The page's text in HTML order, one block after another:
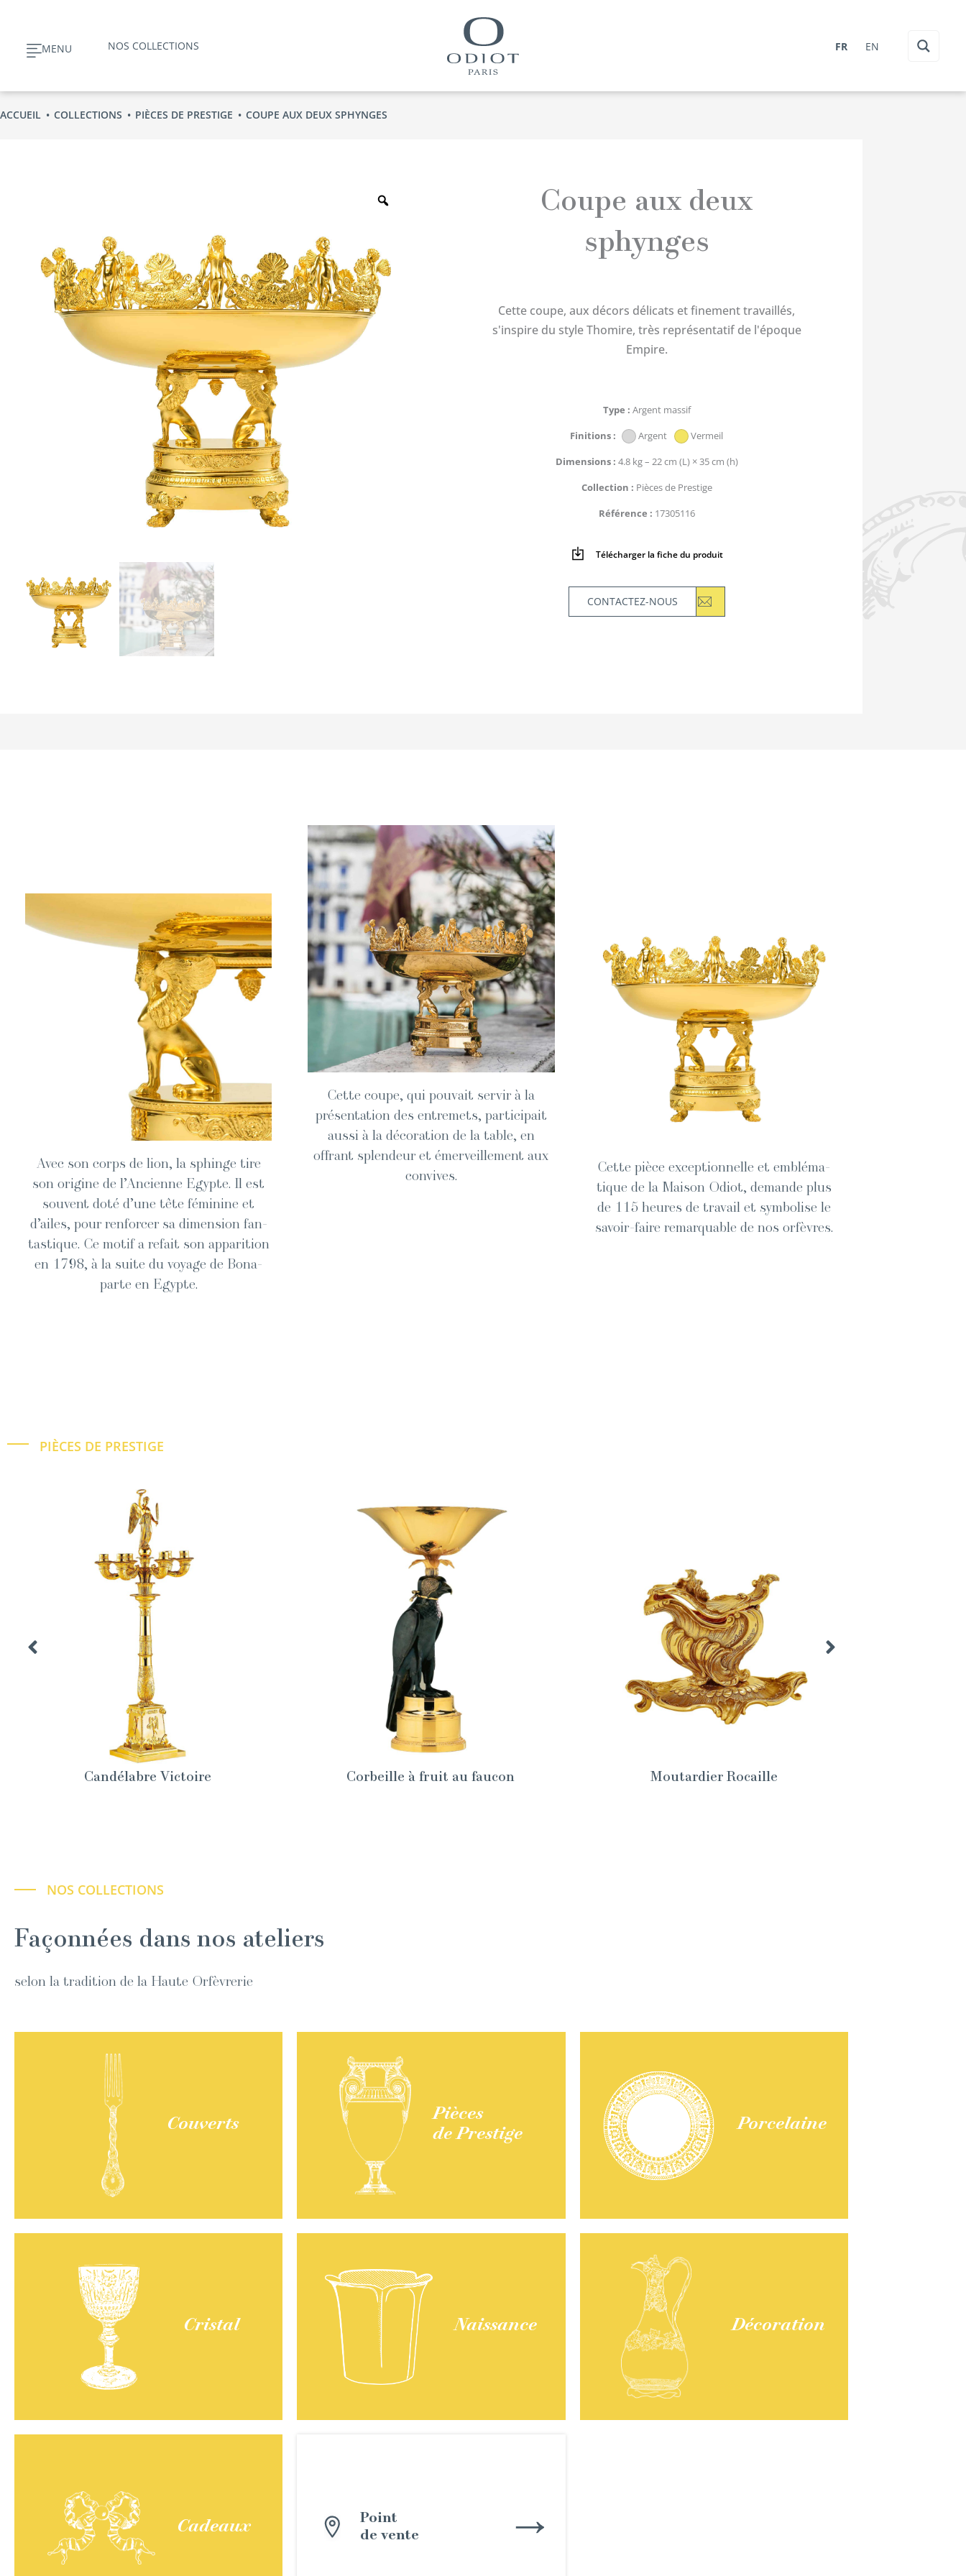
contenuMENU NOS COLLECTIONS FR EN
ACCUEIL COLLECTIONS PIÈCES DE PRESTIGE COUPE AUX DEUX SPHYNGES
Coupe aux deux
sphynges
Cette coupe, aux décors délicats et finement travaillés,
s'inspire du style Thomire, très représentatif de l'époque
Empire.
Type
Argent massif
Finitions
Argent
Vermeil
Dimensions 4.8 kg – 22 cm (L) × 35 cm (h)
Collection
Pièces de Prestige
Référence
17305116
Télécharger la fiche du produit
CONTACTEZ-NOUS
Avec son corps de lion, la sphinge tire
son orig­ine de l’Ancienne Egypte. Il est
sou­vent doté d’une tête fémi­nine et
d’ailes, pour ren­forcer sa dimen­sion fan­
tas­tique. Ce motif a refait son appari­tion
en 1798, à la suite du voy­age de Bona­
parte en Egypte.
Cette coupe, qui pou­vait servir à la
présen­ta­tion des entremets, par­tic­i­pait
aus­si à la déco­ra­tion de la table, en
offrant splen­deur et émer­veille­ment aux
convives.
Cette pièce excep­tion­nelle et emblé­ma­
tique de la Mai­son Odi­ot, demande plus
de 115 heures de tra­vail et sym­bol­ise le
savoir-faire remar­quable de nos orfèvres.
PIÈCES DE PRESTIGE
Candélabre Victoire Corbeille à fruit au faucon Moutardier Rocaille
NOS COLLECTIONS
Façonnées dans nos ateliers
selon la tradition de la Haute Orfèvrerie
Couverts
Pièces
de Prestige
Porcelaine
Cristal Naissance Décoration
Cadeaux
Point
de vente